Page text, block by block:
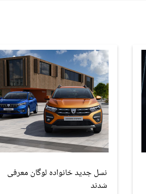
نسل جدید خانواده لوگان معرفی
شدند